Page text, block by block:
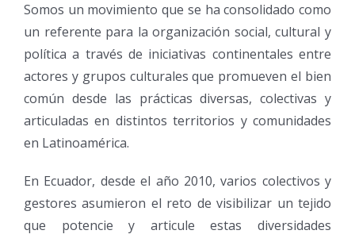
Somos un movimiento que se ha consolidado como
un referente para la organización social, cultural y
política a través de iniciativas continentales entre
actores y grupos culturales que promueven el bien
común desde las prácticas diversas, colectivas y
articuladas en distintos territorios y comunidades
en Latinoamérica.
En Ecuador, desde el año 2010, varios colectivos y
gestores asumieron el reto de visibilizar un tejido
que potencie y articule estas diversidades